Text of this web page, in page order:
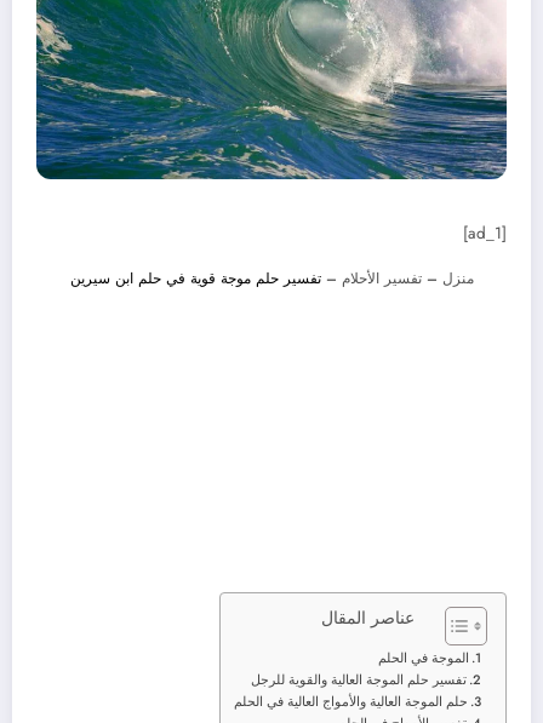
[ad_1]
منزل –تفسير الأحلام –تفسير حلم موجة قوية في حلم ابن سيرين
عناصر المقال
الموجة في الحلم
تفسير حلم الموجة العالية والقوية للرجل
حلم الموجة العالية والأمواج العالية في الحلم